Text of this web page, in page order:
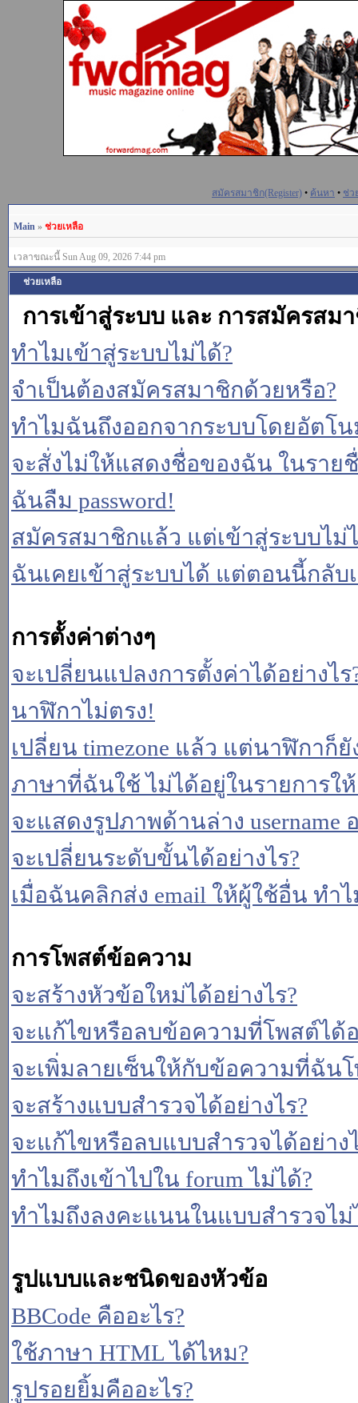
สมัครสมาชิก(Register) • ค้นหา • ช่ว
Main » ช่วยเหลือ
เวลาขณะนี้ Sun Aug 09, 2026 7:44 pm
ช่วยเหลือ
การเข้าสู่ระบบ และ การสมัครสม
ทำไมเข้าสู่ระบบไม่ได้?
จำเป็นต้องสมัครสมาชิกด้วยหรือ?
ทำไมฉันถึงออกจากระบบโดยอัตโ
จะสั่งไม่ให้แสดงชื่อของฉัน ในราย
ฉันลืม password!
สมัครสมาชิกแล้ว แต่เข้าสู่ระบบไม่
ฉันเคยเข้าสู่ระบบได้ แต่ตอนนี้กลับ
การตั้งค่าต่างๆ
จะเปลี่ยนแปลงการตั้งค่าได้อย่างไร
นาฬิกาไม่ตรง!
เปลี่ยน timezone แล้ว แต่นาฬิกาก็ยั
ภาษาที่ฉันใช้ ไม่ได้อยู่ในรายการใ
จะแสดงรูปภาพด้านล่าง username
จะเปลี่ยนระดับขั้นได้อย่างไร?
เมื่อฉันคลิกส่ง email ให้ผู้ใช้อื่น ทำ
การโพสต์ข้อความ
จะสร้างหัวข้อใหม่ได้อย่างไร?
จะแก้ไขหรือลบข้อความที่โพสต์ได้อ
จะเพิ่มลายเซ็นให้กับข้อความที่ฉันโ
จะสร้างแบบสำรวจได้อย่างไร?
จะแก้ไขหรือลบแบบสำรวจได้อย่าง
ทำไมถึงเข้าไปใน forum ไม่ได้?
ทำไมถึงลงคะแนนในแบบสำรวจไม่
รูปแบบและชนิดของหัวข้อ
BBCode คืออะไร?
ใช้ภาษา HTML ได้ไหม?
รูปรอยยิ้มคืออะไร?